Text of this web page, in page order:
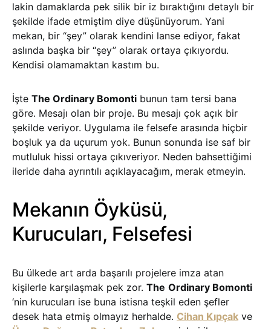
lakin damaklarda pek silik bir iz bıraktığını detaylı bir
şekilde ifade etmiştim diye düşünüyorum. Yani
mekan, bir “şey” olarak kendini lanse ediyor, fakat
aslında başka bir “şey” olarak ortaya çıkıyordu.
Kendisi olamamaktan kastım bu.
İşte The Ordinary Bomonti bunun tam tersi bana
göre. Mesajı olan bir proje. Bu mesajı çok açık bir
şekilde veriyor. Uygulama ile felsefe arasında hiçbir
boşluk ya da uçurum yok. Bunun sonunda ise saf bir
mutluluk hissi ortaya çıkıveriyor. Neden bahsettiğimi
ileride daha ayrıntılı açıklayacağım, merak etmeyin.
Mekanın Öyküsü,
Kurucuları, Felsefesi
Bu ülkede art arda başarılı projelere imza atan
kişilerle karşılaşmak pek zor. The Ordinary Bomonti
‘nin kurucuları ise buna istisna teşkil eden şefler
desek hata etmiş olmayız herhalde. Cihan Kıpçak ve